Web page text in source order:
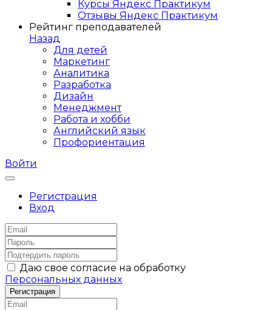
Курсы Яндекс Практикум
Отзывы Яндекс Практикум
Рейтинг преподавателей
Назад
Для детей
Маркетинг
Аналитика
Разработка
Дизайн
Менеджмент
Работа и хобби
Английский язык
Профориентация
Войти
Регистрация
Вход
Даю свое согласие на обработку
Персональных данных